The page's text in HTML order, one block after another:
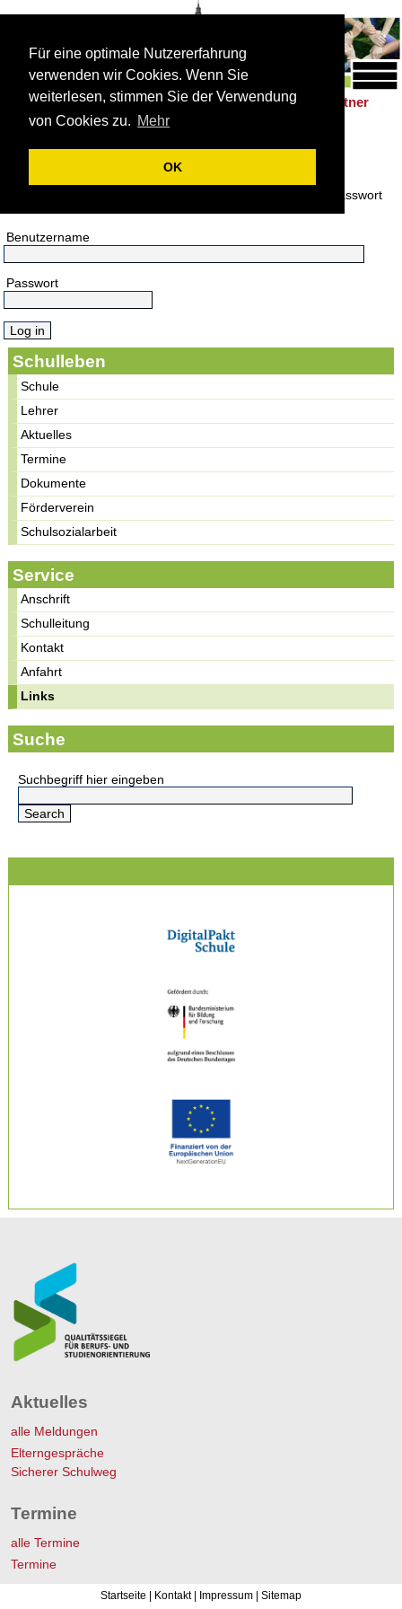
Für eine optimale Nutzererfahrung
verwenden wir Cookies. Wenn Sie
weiterlesen, stimmen Sie der Verwendung
von Cookies zu. Mehr
OK
Schulleben |Förderung | Berufsorientierung Partner
Hier melden Sie sich mit Ihrem Benutzername und Ihrem Passwort
Benutzername
Passwort
Schulleben
Schule
Lehrer
Aktuelles
Termine
Dokumente
Förderverein
Schulsozialarbeit
Service
Anschrift
Schulleitung
Kontakt
Anfahrt
Links
Suche
Suchbegriff hier eingeben
Aktuelles
alle Meldungen
Elterngespräche
Sicherer Schulweg
Termine
alle Termine
Termine
Startseite | Kontakt| Impressum | Sitemap